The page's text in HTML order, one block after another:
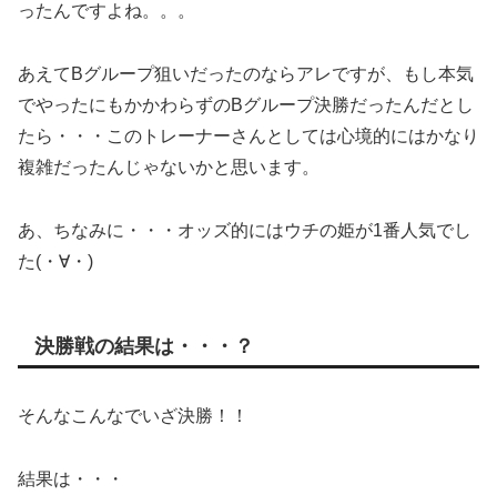
ったんですよね。。。
あえてBグループ狙いだったのならアレですが、もし本気
でやったにもかかわらずのBグループ決勝だったんだとし
たら・・・このトレーナーさんとしては心境的にはかなり
複雑だったんじゃないかと思います。
あ、ちなみに・・・オッズ的にはウチの姫が1番人気でし
た(・∀・)
決勝戦の結果は・・・？
そんなこんなでいざ決勝！！
結果は・・・